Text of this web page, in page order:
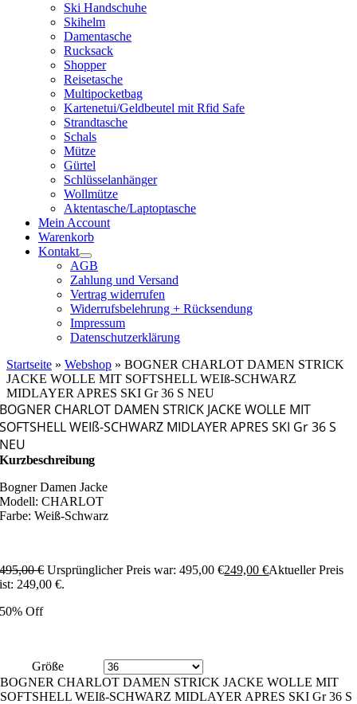
Ski Handschuhe
Skihelm
Damentasche
Rucksack
Shopper
Reisetasche
Multipocketbag
Kartenetui/Geldbeutel mit Rfid Safe
Strandtasche
Schals
Mütze
Gürtel
Schlüsselanhänger
Wollmütze
Aktentasche/Laptoptasche
Mein Account
Warenkorb
Kontakt
AGB
Zahlung und Versand
Vertrag widerrufen
Widerrufsbelehrung + Rücksendung
Impressum
Datenschutzerklärung
Startseite » Webshop » BOGNER CHARLOT DAMEN STRICK
JACKE WOLLE MIT SOFTSHELL WEIß-SCHWARZ
MIDLAYER APRES SKI Gr 36 S NEU
BOGNER CHARLOT DAMEN STRICK JACKE WOLLE MIT
SOFTSHELL WEIß-SCHWARZ MIDLAYER APRES SKI Gr 36 S
NEU
Kurzbeschreibung
Bogner Damen Jacke
Modell: CHARLOT
Farbe: Weiß-Schwarz
495,00€ Ursprünglicher Preis war: 495,00 €249,00€Aktueller Preis
ist: 249,00 €.
50% Off
Größe
BOGNER CHARLOT DAMEN STRICK JACKE WOLLE MIT
SOFTSHELL WEIß-SCHWARZ MIDLAYER APRES SKI Gr 36 S